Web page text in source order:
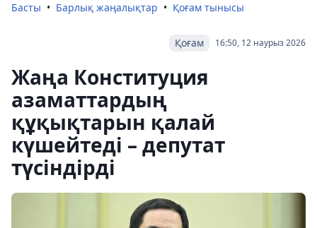
Басты Барлық жаңалықтар Қоғам тынысы
16:50, 12 наурыз 2026
Қоғам
Жаңа Конституция
азаматтардың
құқықтарын қалай
күшейтеді – депутат
түсіндірді